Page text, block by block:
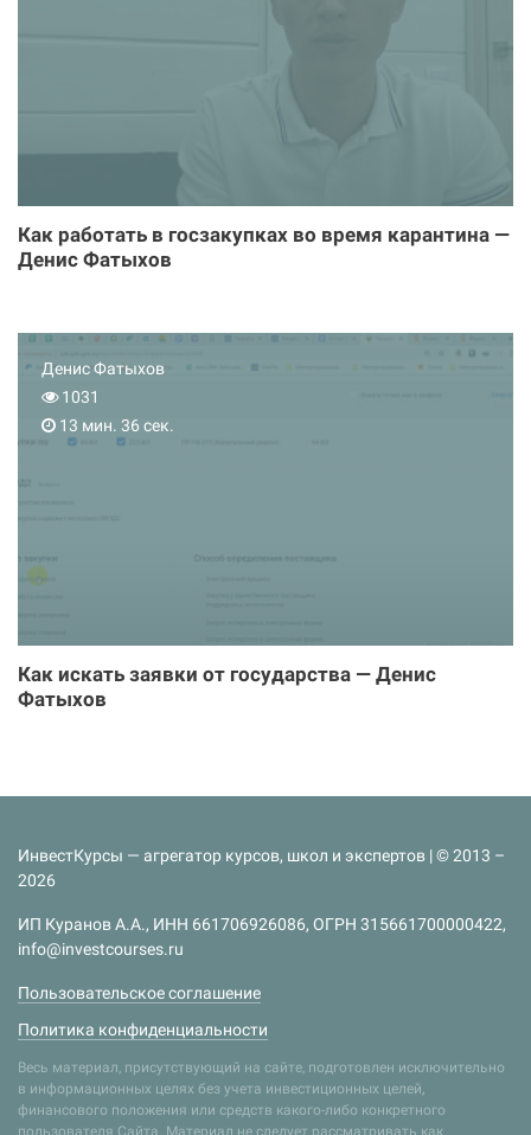
Как работать в госзакупках во время карантина —
Денис Фатыхов
Денис Фатыхов
1031
13 мин. 36 сек.
Как искать заявки от государства — Денис
Фатыхов
ИнвестКурсы — агрегатор курсов, школ и экспертов | © 2013 –
2026
ИП Куранов А.А., ИНН 661706926086, ОГРН 315661700000422,
info@investcourses.ru
Пользовательское соглашение
Политика конфиденциальности
Весь материал, присутствующий на сайте, подготовлен исключительно
в информационных целях без учета инвестиционных целей,
финансового положения или средств какого-либо конкретного
пользователя Сайта. Материал не следует рассматривать как